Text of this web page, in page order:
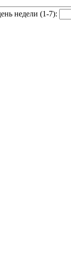
недели (1-7):